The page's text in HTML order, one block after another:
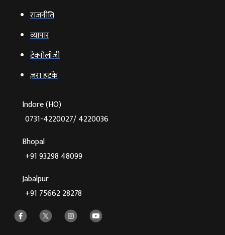
राजनीति
व्‍यापार
टेक्‍नोलॉजी
ज़रा हटके
Indore (HO)
0731-4220027/ 4220036
Bhopal
+91 93298 48099
Jabalpur
+91 75662 28278